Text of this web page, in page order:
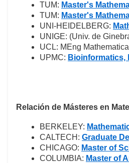
TUM: Master's
TUM: Master's
UNI-HEIDELBERG:
UNIGE: (Univ. de
UCL: MEng
UPMC: Bioinformatics,
Relación de Másteres en
BERKELEY:
CALTECH: Graduate
CHICAGO: Master of
COLUMBIA: Master of